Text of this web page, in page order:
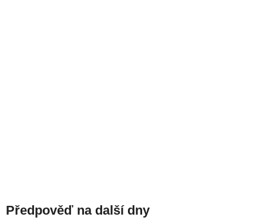
Předpověď na další dny